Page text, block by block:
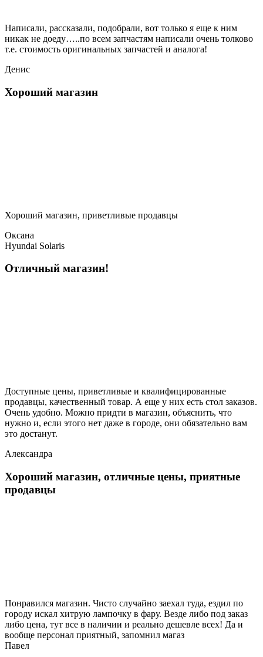
Написали, рассказали, подобрали, вот только я еще к ним
никак не доеду…..по всем запчастям написали очень толково
т.е. стоимость оригинальных запчастей и аналога!
Денис
Хороший магазин
Хороший магазин, приветливые продавцы
Оксана
Hyundai Solaris
Отличный магазин!
Доступные цены, приветливые и квалифицированные
продавцы, качественный товар. А еще у них есть стол заказов.
Очень удобно. Можно придти в магазин, объяснить, что
нужно и, если этого нет даже в городе, они обязательно вам
это достанут.
Александра
Хороший магазин, отличные цены, приятные
продавцы
Понравился магазин. Чисто случайно заехал туда, ездил по
городу искал хитрую лампочку в фару. Везде либо под заказ
либо цена, тут все в наличии и реально дешевле всех! Да и
вообще персонал приятный, запомнил магаз
Павел